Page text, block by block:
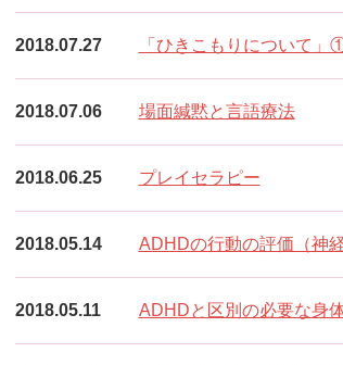
2018.07.27 「ひきこもりについて」
2018.07.06 場面緘黙と言語療法
2018.06.25 プレイセラピー
2018.05.14 ADHDの行動の評価（神
2018.05.11 ADHDと区別の必要な身